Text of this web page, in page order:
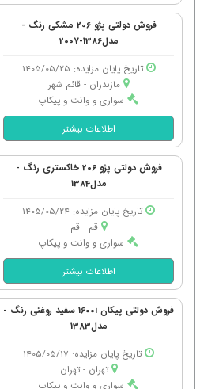
فروش دولتی پژو 206 مشکی رنگ -
مدل1386-2007
تاریخ پایان مزایده: 1405/05/25
مازندران - قائم شهر
سواری و وانت و پیکاپ
اطلاعات بیشتر
فروش دولتی پژو 206 خاکستری رنگ -
مدل1384
تاریخ پایان مزایده: 1405/05/24
قم - قم
سواری و وانت و پیکاپ
اطلاعات بیشتر
فروش دولتی پیکان 1600i سفید روغنی رنگ -
مدل1383
تاریخ پایان مزایده: 1405/05/17
تهران - تهران
سواری و وانت و پیکاپ